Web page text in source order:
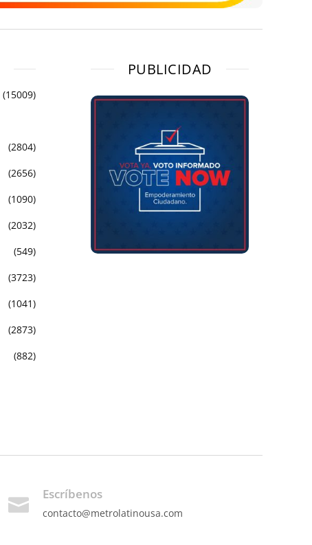
(15009)
(2804)
(2656)
(1090)
(2032)
(549)
(3723)
(1041)
(2873)
(882)
PUBLICIDAD
Escríbenos
contacto@metrolatinousa.com